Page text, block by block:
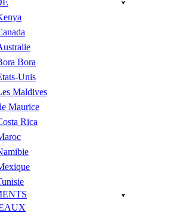
Bora
Unis
Maldives
Maurice
Rica